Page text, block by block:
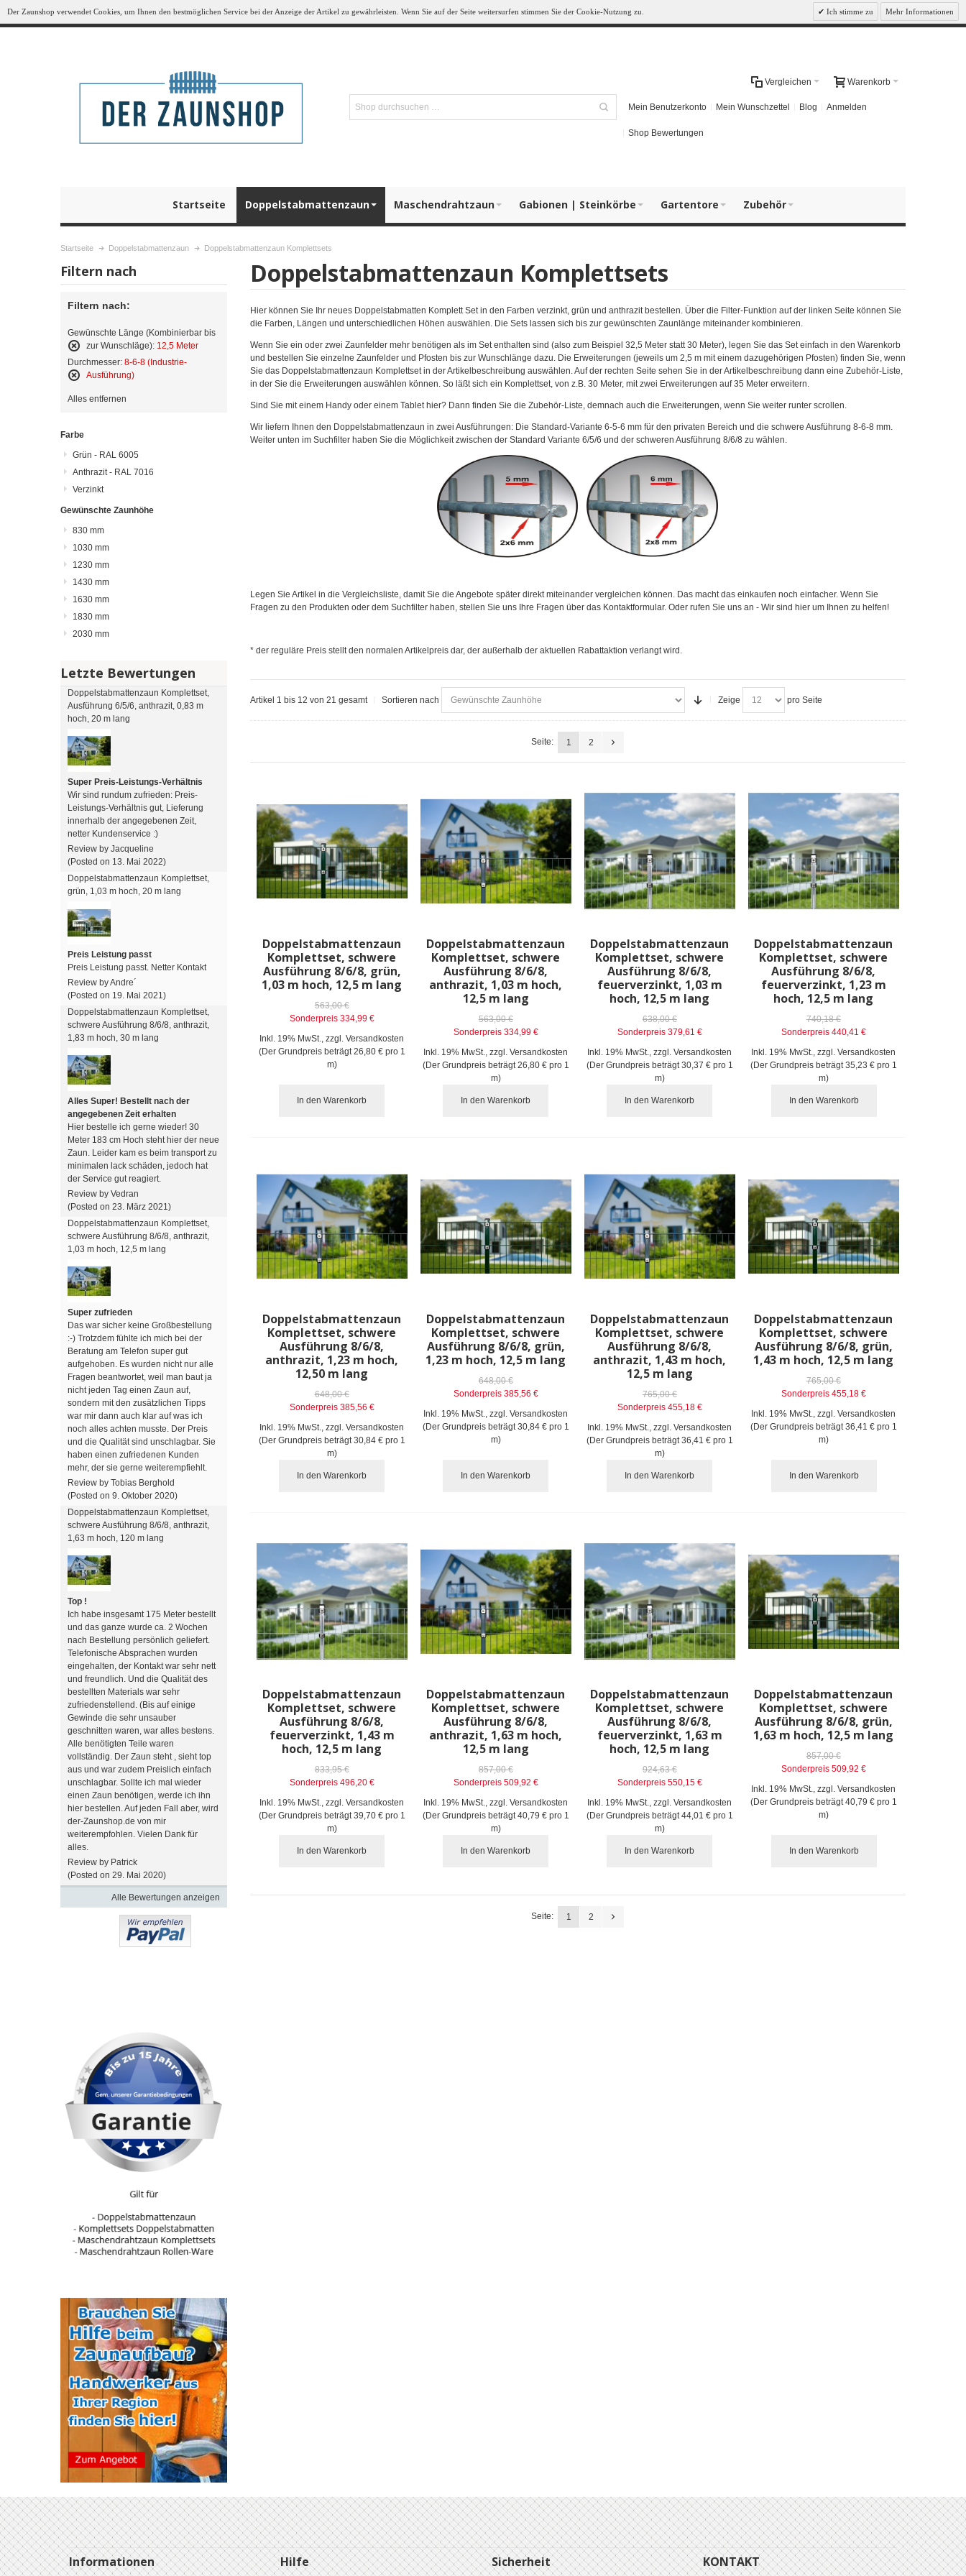
Der Zaunshop verwendet Cookies, um Ihnen den bestmöglichen Service bei der Anzeige der Artikel zu gewährleisten. Wenn Sie auf der Seite weitersurfen stimmen Sie der Cookie-Nutzung zu. Ich stimme zu Mehr Informationen
Warenkorb
Vergleichen
Mein Benutzerkonto Mein Wunschzettel Blog Anmelden
Shop Bewertungen
Startseite Doppelstabmattenzaun Maschendrahtzaun Gabionen | Steinkörbe Gartentore Zubehör
Startseite Doppelstabmattenzaun Doppelstabmattenzaun Komplettsets
Doppelstabmattenzaun Komplettsets
Hier können Sie Ihr neues Doppelstabmatten Komplett Set in den Farben verzinkt, grün und anthrazit bestellen. Über die Filter-Funktion auf der linken Seite können Sie
die Farben, Längen und unterschiedlichen Höhen auswählen. Die Sets lassen sich bis zur gewünschten Zaunlänge miteinander kombinieren.
Wenn Sie ein oder zwei Zaunfelder mehr benötigen als im Set enthalten sind (also zum Beispiel 32,5 Meter statt 30 Meter), legen Sie das Set einfach in den Warenkorb
und bestellen Sie einzelne Zaunfelder und Pfosten bis zur Wunschlänge dazu. Die Erweiterungen (jeweils um 2,5 m mit einem dazugehörigen Pfosten) finden Sie, wenn
Sie das Doppelstabmattenzaun Komplettset in der Artikelbeschreibung auswählen. Auf der rechten Seite sehen Sie in der Artikelbeschreibung dann eine Zubehör-Liste,
in der Sie die Erweiterungen auswählen können. So läßt sich ein Komplettset, von z.B. 30 Meter, mit zwei Erweiterungen auf 35 Meter erweitern.
Sind Sie mit einem Handy oder einem Tablet hier? Dann finden Sie die Zubehör-Liste, demnach auch die Erweiterungen, wenn Sie weiter runter scrollen.
Wir liefern Ihnen den Doppelstabmattenzaun in zwei Ausführungen: Die Standard-Variante 6-5-6 mm für den privaten Bereich und die schwere Ausführung 8-6-8 mm.
Weiter unten im Suchfilter haben Sie die Möglichkeit zwischen der Standard Variante 6/5/6 und der schweren Ausführung 8/6/8 zu wählen.
Legen Sie Artikel in die Vergleichsliste, damit Sie die Angebote später direkt miteinander vergleichen können. Das macht das einkaufen noch einfacher. Wenn Sie
Fragen zu den Produkten oder dem Suchfilter haben, stellen Sie uns Ihre Fragen über das Kontaktformular. Oder rufen Sie uns an - Wir sind hier um Ihnen zu helfen!
* der reguläre Preis stellt den normalen Artikelpreis dar, der außerhalb der aktuellen Rabattaktion verlangt wird.
Artikel 1 bis 12 von 21 gesamt Sortieren nach Zeige pro Seite
Seite: 1 2
Doppelstabmattenzaun
Komplettset, schwere
Ausführung 8/6/8, grün,
1,03 m hoch, 12,5 m lang
563,00 €
Sonderpreis 334,99 €
Inkl. 19% MwSt.,zzgl.Versandkosten
(Der Grundpreis beträgt26,80 €pro 1
m)
In den Warenkorb
Doppelstabmattenzaun
Komplettset, schwere
Ausführung 8/6/8,
anthrazit, 1,03 m hoch,
12,5 m lang
563,00 €
Sonderpreis 334,99 €
Inkl. 19% MwSt.,zzgl.Versandkosten
(Der Grundpreis beträgt26,80 €pro 1
m)
In den Warenkorb
Doppelstabmattenzaun
Komplettset, schwere
Ausführung 8/6/8,
feuerverzinkt, 1,03 m
hoch, 12,5 m lang
638,00 €
Sonderpreis 379,61 €
Inkl. 19% MwSt.,zzgl.Versandkosten
(Der Grundpreis beträgt30,37 €pro 1
m)
In den Warenkorb
Doppelstabmattenzaun
Komplettset, schwere
Ausführung 8/6/8,
feuerverzinkt, 1,23 m
hoch, 12,5 m lang
740,18 €
Sonderpreis 440,41 €
Inkl. 19% MwSt.,zzgl.Versandkosten
(Der Grundpreis beträgt35,23 €pro 1
m)
In den Warenkorb
Doppelstabmattenzaun
Komplettset, schwere
Ausführung 8/6/8,
anthrazit, 1,23 m hoch,
12,50 m lang
648,00 €
Sonderpreis 385,56 €
Inkl. 19% MwSt.,zzgl.Versandkosten
(Der Grundpreis beträgt30,84 €pro 1
m)
In den Warenkorb
Doppelstabmattenzaun
Komplettset, schwere
Ausführung 8/6/8, grün,
1,23 m hoch, 12,5 m lang
648,00 €
Sonderpreis 385,56 €
Inkl. 19% MwSt.,zzgl.Versandkosten
(Der Grundpreis beträgt30,84 €pro 1
m)
In den Warenkorb
Doppelstabmattenzaun
Komplettset, schwere
Ausführung 8/6/8,
anthrazit, 1,43 m hoch,
12,5 m lang
765,00 €
Sonderpreis 455,18 €
Inkl. 19% MwSt.,zzgl.Versandkosten
(Der Grundpreis beträgt36,41 €pro 1
m)
In den Warenkorb
Doppelstabmattenzaun
Komplettset, schwere
Ausführung 8/6/8, grün,
1,43 m hoch, 12,5 m lang
765,00 €
Sonderpreis 455,18 €
Inkl. 19% MwSt.,zzgl.Versandkosten
(Der Grundpreis beträgt36,41 €pro 1
m)
In den Warenkorb
Doppelstabmattenzaun
Komplettset, schwere
Ausführung 8/6/8,
feuerverzinkt, 1,43 m
hoch, 12,5 m lang
833,95 €
Sonderpreis 496,20 €
Inkl. 19% MwSt.,zzgl.Versandkosten
(Der Grundpreis beträgt39,70 €pro 1
m)
In den Warenkorb
Doppelstabmattenzaun
Komplettset, schwere
Ausführung 8/6/8,
anthrazit, 1,63 m hoch,
12,5 m lang
857,00 €
Sonderpreis 509,92 €
Inkl. 19% MwSt.,zzgl.Versandkosten
(Der Grundpreis beträgt40,79 €pro 1
m)
In den Warenkorb
Doppelstabmattenzaun
Komplettset, schwere
Ausführung 8/6/8,
feuerverzinkt, 1,63 m
hoch, 12,5 m lang
924,63 €
Sonderpreis 550,15 €
Inkl. 19% MwSt.,zzgl.Versandkosten
(Der Grundpreis beträgt44,01 €pro 1
m)
In den Warenkorb
Doppelstabmattenzaun
Komplettset, schwere
Ausführung 8/6/8, grün,
1,63 m hoch, 12,5 m lang
857,00 €
Sonderpreis 509,92 €
Inkl. 19% MwSt.,zzgl.Versandkosten
(Der Grundpreis beträgt40,79 €pro 1
m)
In den Warenkorb
Seite: 1 2
Filtern nach
Filtern nach:
Gewünschte Länge (Kombinierbar bis
zur Wunschläge): 12,5 Meter
Diesen
Artikel
Durchmesser: 8-6-8 (Industrie-
Ausführung)
Artikel
Alles entfernen
Farbe
Grün - RAL 6005
Anthrazit - RAL 7016
Verzinkt
Gewünschte Zaunhöhe
830 mm
1030 mm
1230 mm
1430 mm
1630 mm
1830 mm
2030 mm
Letzte Bewertungen
Doppelstabmattenzaun Komplettset,
Ausführung 6/5/6, anthrazit, 0,83 m
hoch, 20 m lang
Super Preis-Leistungs-Verhältnis
Wir sind rundum zufrieden: Preis-
Leistungs-Verhältnis gut, Lieferung
innerhalb der angegebenen Zeit,
netter Kundenservice :)
Review by Jacqueline
(Posted on 13. Mai 2022)
Doppelstabmattenzaun Komplettset,
grün, 1,03 m hoch, 20 m lang
Preis Leistung passt
Preis Leistung passt. Netter Kontakt
Review by Andre´
(Posted on 19. Mai 2021)
Doppelstabmattenzaun Komplettset,
schwere Ausführung 8/6/8, anthrazit,
1,83 m hoch, 30 m lang
Alles Super! Bestellt nach der
angegebenen Zeit erhalten
Hier bestelle ich gerne wieder! 30
Meter 183 cm Hoch steht hier der neue
Zaun. Leider kam es beim transport zu
minimalen lack schäden, jedoch hat
der Service gut reagiert.
Review by Vedran
(Posted on 23. März 2021)
Doppelstabmattenzaun Komplettset,
schwere Ausführung 8/6/8, anthrazit,
1,03 m hoch, 12,5 m lang
Super zufrieden
Das war sicher keine Großbestellung
:-) Trotzdem fühlte ich mich bei der
Beratung am Telefon super gut
aufgehoben. Es wurden nicht nur alle
Fragen beantwortet, weil man baut ja
nicht jeden Tag einen Zaun auf,
sondern mit den zusätzlichen Tipps
war mir dann auch klar auf was ich
noch alles achten musste. Der Preis
und die Qualität sind unschlagbar. Sie
haben einen zufriedenen Kunden
mehr, der sie gerne weiterempfiehlt.
Review by Tobias Berghold
(Posted on 9. Oktober 2020)
Doppelstabmattenzaun Komplettset,
schwere Ausführung 8/6/8, anthrazit,
1,63 m hoch, 120 m lang
Top !
Ich habe insgesamt 175 Meter bestellt
und das ganze wurde ca. 2 Wochen
nach Bestellung persönlich geliefert.
Telefonische Absprachen wurden
eingehalten, der Kontakt war sehr nett
und freundlich. Und die Qualität des
bestellten Materials war sehr
zufriedenstellend. (Bis auf einige
Gewinde die sehr unsauber
geschnitten waren, war alles bestens.
Alle benötigten Teile waren
vollständig. Der Zaun steht , sieht top
aus und war zudem Preislich einfach
unschlagbar. Sollte ich mal wieder
einen Zaun benötigen, werde ich ihn
hier bestellen. Auf jeden Fall aber, wird
der-Zaunshop.de von mir
weiterempfohlen. Vielen Dank für
alles.
Review by Patrick
(Posted on 29. Mai 2020)
Alle Bewertungen anzeigen
Informationen Hilfe Sicherheit KONTAKT